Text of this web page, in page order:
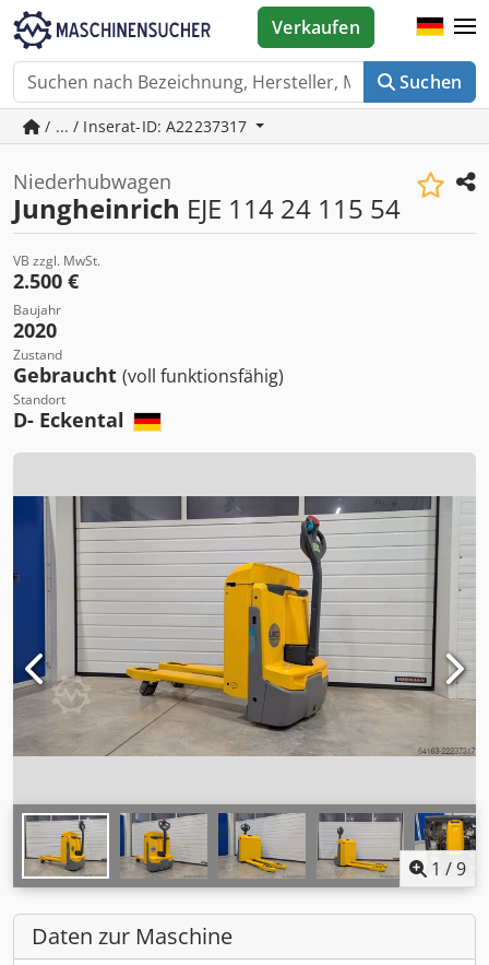
Suchen
Verkaufen
/ ... / Inserat-ID: A22237317
Niederhubwagen
Jungheinrich EJE 114 24 115 54
VB zzgl. MwSt.
2.500 €
Baujahr
2020
Zustand
Gebraucht (voll funktionsfähig)
Standort
D- Eckental
1 /9
Daten zur Maschine